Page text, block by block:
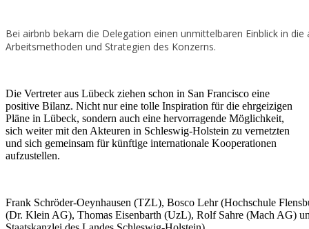
Bei airbnb bekam die Delegation einen unmittelbaren Einblick in die
Arbeitsmethoden und Strategien des Konzerns.
Die Vertreter aus Lübeck ziehen schon in San Francisco eine
positive Bilanz. Nicht nur eine tolle Inspiration für die ehrgeizigen
Pläne in Lübeck, sondern auch eine hervorragende Möglichkeit,
sich weiter mit den Akteuren in Schleswig-Holstein zu vernetzten
und sich gemeinsam für künftige internationale Kooperationen
aufzustellen.
Frank Schröder-Oeynhausen (TZL), Bosco Lehr (Hochschule
(Dr. Klein AG), Thomas Eisenbarth (UzL), Rolf Sahre (Mach AG)